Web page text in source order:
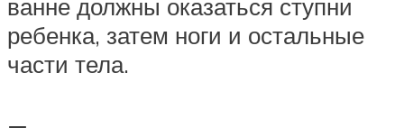
ванне должны оказаться ступни
ребенка, затем ноги и остальные
части тела.